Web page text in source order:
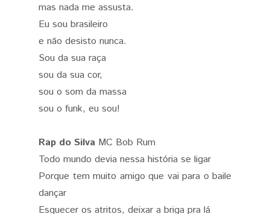
mas nada me assusta.
Eu sou brasileiro
e não desisto nunca.
Sou da sua raça
sou da sua cor,
sou o som da massa
sou o funk, eu sou!
Rap do Silva MC Bob Rum
Todo mundo devia nessa história se ligar
Porque tem muito amigo que vai para o baile
dançar
Esquecer os atritos, deixar a briga pra lá